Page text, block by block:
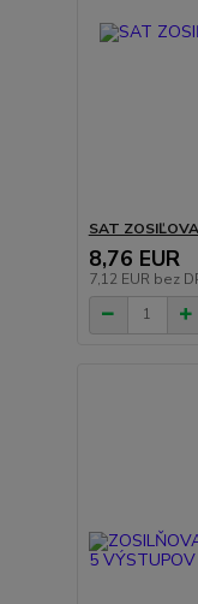
SAT
8,76 EUR
7,12 EUR bez